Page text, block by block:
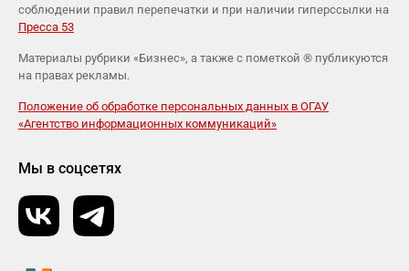
соблюдении правил перепечатки и при наличии гиперссылки на
Пресса 53
Материалы рубрики «Бизнес», а также с пометкой ® публикуются
на правах рекламы.
Положение об обработке персональных данных в ОГАУ
«Агентство информационных коммуникаций»
Мы в соцсетях